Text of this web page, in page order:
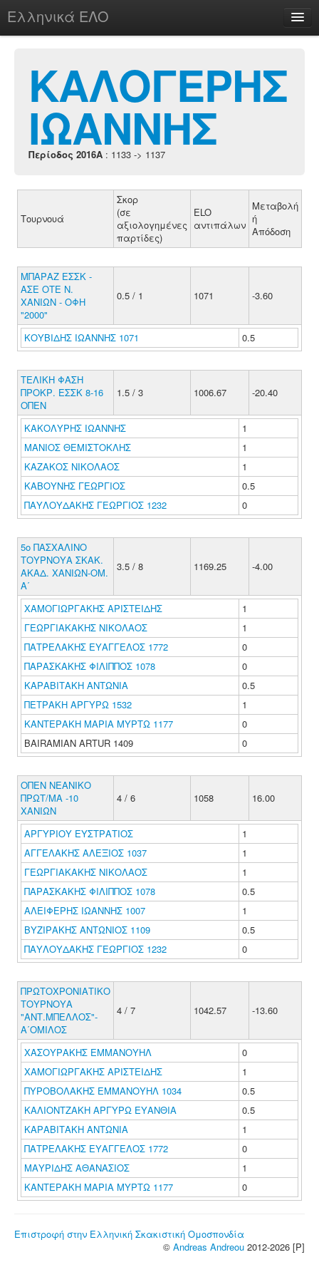
Ελληνικά ΕΛΟ
chesstu.be @ discord
Login
ΚΑΛΟΓΕΡΗΣ
ΙΩΑΝΝΗΣ
Περίοδος 2016A : 1133 -> 1137
Τουρνουά
Σκορ
(σε
αξιολογημένες
παρτίδες)
ELO
αντιπάλων
Μεταβολή
ή
Απόδοση
ΜΠΑΡΑΖ ΕΣΣΚ -
ΑΣΕ ΟΤΕ Ν.
ΧΑΝΙΩΝ - ΟΦΗ
"2000"
0.5 / 1 1071 -3.60
ΚΟΥΒΙΔΗΣ ΙΩΑΝΝΗΣ 1071 0.5
ΤΕΛΙΚΗ ΦΑΣΗ
ΠΡΟΚΡ. ΕΣΣΚ 8-16
ΟΠΕΝ
1.5 / 3 1006.67 -20.40
ΚΑΚΟΛΥΡΗΣ ΙΩΑΝΝΗΣ
1
ΜΑΝΙΟΣ ΘΕΜΙΣΤΟΚΛΗΣ
1
ΚΑΖΑΚΟΣ ΝΙΚΟΛΑΟΣ
1
ΚΑΒΟΥΝΗΣ ΓΕΩΡΓΙΟΣ
0.5
ΠΑΥΛΟΥΔΑΚΗΣ ΓΕΩΡΓΙΟΣ 1232
0
5ο ΠΑΣΧΑΛΙΝΟ
ΤΟΥΡΝΟΥΑ ΣΚΑΚ.
ΑΚΑΔ. ΧΑΝΙΩΝ-ΟΜ.
A΄
3.5 / 8 1169.25 -4.00
ΧΑΜΟΓΙΩΡΓΑΚΗΣ ΑΡΙΣΤΕΙΔΗΣ
1
ΓΕΩΡΓΙΑΚΑΚΗΣ ΝΙΚΟΛΑΟΣ
1
ΠΑΤΡΕΛΑΚΗΣ ΕΥΑΓΓΕΛΟΣ 1772
0
ΠΑΡΑΣΚΑΚΗΣ ΦΙΛΙΠΠΟΣ 1078
0
ΚΑΡΑΒΙΤΑΚΗ ΑΝΤΩΝΙΑ
0.5
ΠΕΤΡΑΚΗ ΑΡΓΥΡΩ 1532
1
ΚΑΝΤΕΡΑΚΗ ΜΑΡΙΑ ΜΥΡΤΩ 1177
0
BAIRAMIAN ARTUR 1409
0
ΟΠΕΝ ΝΕΑΝΙΚΟ
ΠΡΩΤ/ΜΑ -10
ΧΑΝΙΩΝ
4 / 6 1058 16.00
ΑΡΓΥΡΙΟΥ ΕΥΣΤΡΑΤΙΟΣ
1
ΑΓΓΕΛΑΚΗΣ ΑΛΕΞΙΟΣ 1037
1
ΓΕΩΡΓΙΑΚΑΚΗΣ ΝΙΚΟΛΑΟΣ
1
ΠΑΡΑΣΚΑΚΗΣ ΦΙΛΙΠΠΟΣ 1078
0.5
ΑΛΕΙΦΕΡΗΣ ΙΩΑΝΝΗΣ 1007
1
ΒΥΖΙΡΑΚΗΣ ΑΝΤΩΝΙΟΣ 1109
0.5
ΠΑΥΛΟΥΔΑΚΗΣ ΓΕΩΡΓΙΟΣ 1232
0
ΠΡΩΤΟΧΡΟΝΙΑΤΙΚΟ
ΤΟΥΡΝΟΥΑ
"ΑΝΤ.ΜΠΕΛΛΟΣ"-
Α΄ΟΜΙΛΟΣ
4 / 7 1042.57 -13.60
ΧΑΣΟΥΡΑΚΗΣ ΕΜΜΑΝΟΥΗΛ
0
ΧΑΜΟΓΙΩΡΓΑΚΗΣ ΑΡΙΣΤΕΙΔΗΣ
1
ΠΥΡΟΒΟΛΑΚΗΣ ΕΜΜΑΝΟΥΗΛ 1034
0.5
ΚΑΛΙΟΝΤΖΑΚΗ ΑΡΓΥΡΩ ΕΥΑΝΘΙΑ
0.5
ΚΑΡΑΒΙΤΑΚΗ ΑΝΤΩΝΙΑ
1
ΠΑΤΡΕΛΑΚΗΣ ΕΥΑΓΓΕΛΟΣ 1772
0
ΜΑΥΡΙΔΗΣ ΑΘΑΝΑΣΙΟΣ
1
ΚΑΝΤΕΡΑΚΗ ΜΑΡΙΑ ΜΥΡΤΩ 1177
0
Επιστροφή στην Ελληνική Σκακιστική Ομοσπονδία
© Andreas Andreou 2012-2026 [P]